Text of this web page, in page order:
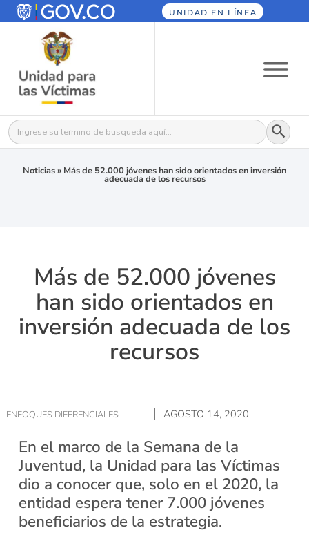
UNIDAD EN LÍNEA
Buscar: Botón
Noticias» Más de 52.000 jóvenes han sido orientados en inversión
adecuada de los recursos
Más de 52.000 jóvenes
han sido orientados en
inversión adecuada de los
recursos
ENFOQUES DIFERENCIALES AGOSTO 14, 2020
En el marco de la Semana de la
Juventud, la Unidad para las Víctimas
dio a conocer que, solo en el 2020, la
entidad espera tener 7.000 jóvenes
beneficiarios de la estrategia.